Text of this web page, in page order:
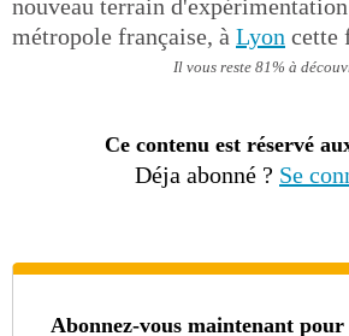
nouveau terrain
métropole française, à Lyon cette
Il vous reste 81% à
Ce contenu est réservé
Déja abonné ? Se
Abonnez-vous maintenant